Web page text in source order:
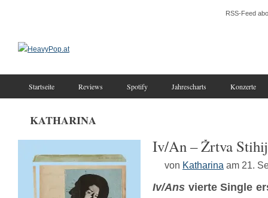
RSS-Feed
Startseite Reviews Spotify Jahrescharts Konzerte
KATHARINA
Iv/An – Žrtva
von Katharina am 21.
Iv/Ans vierte Single